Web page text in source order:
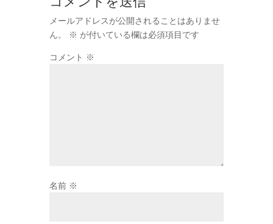
メールアドレスが公開されることはありませ
ん。
※ が付いている欄は必須項目です
コメント ※
名前 ※